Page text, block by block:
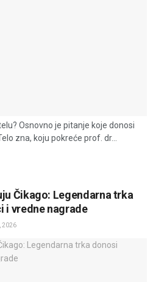
Osnovno je pitanje koje donosi
zna, koju pokreće prof. dr...
Čikago: Legendarna trka
i vredne nagrade
2026